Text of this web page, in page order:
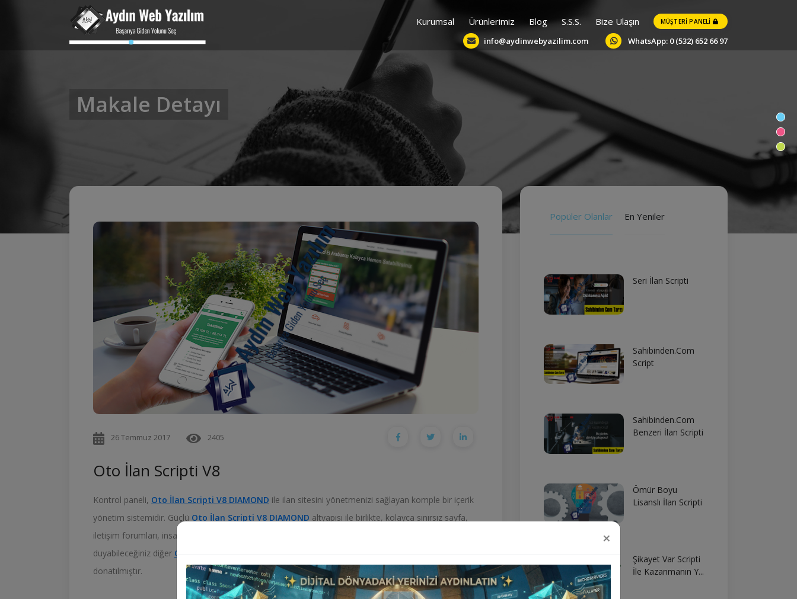
Kurumsal Ürünlerimiz Blog S.S.S. Bize Ulaşın MÜŞTERI PANELI
info@aydinwebyazilim.com WhatsApp: 0 (532) 652 66 97
Makale Detayı
26 Temmuz 2017 2405
Oto İlan Scripti V8
Kontrol paneli, Oto İlan Scripti V8 DIAMOND ile ilan sitesini yönetmenizi sağlayan komple bir içerik
yönetim sistemidir. Güçlü Oto İlan Scripti V8 DIAMOND altyapısı ile birlikte, kolayca sınırsız sayfa,
iletişim forumları, insan kaynakları forumları, talep forumları, blok, haber, anket gibi ihtiyaç
duyabileceğiniz diğer Oto İlan Scripti V8
donatılmıştır.
Popüler Olanlar En Yeniler
Seri İlan Scripti
Sahibinden.Com
Script
Sahibinden.Com
Benzeri İlan Scripti
Ömür Boyu
Lisanslı İlan Scripti
Şikayet Var Scripti
İle Kazanmanın Y...
×